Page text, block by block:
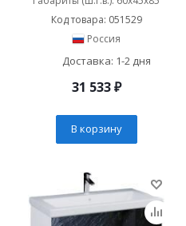
Код товара: 051529
Россия
Доставка: 1-2 дня
31 533₽
В корзину